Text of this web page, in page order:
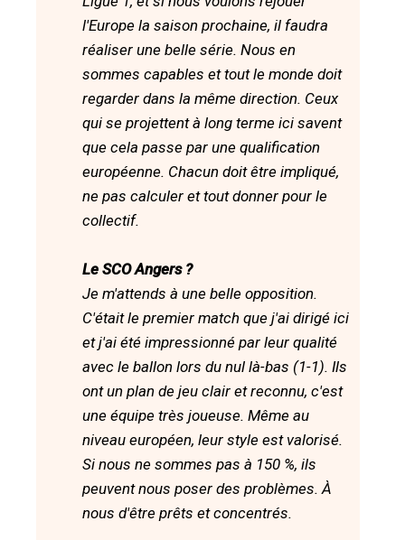
l'Europe la saison prochaine, il faudra
réaliser une belle série. Nous en
sommes capables et tout le monde doit
regarder dans la même direction. Ceux
qui se projettent à long terme ici savent
que cela passe par une qualification
européenne. Chacun doit être impliqué,
ne pas calculer et tout donner pour le
collectif.
Le SCO Angers ?
Je m'attends à une belle opposition.
C'était le premier match que j'ai dirigé ici
et j'ai été impressionné par leur qualité
avec le ballon lors du nul là-bas (1-1). Ils
ont un plan de jeu clair et reconnu, c'est
une équipe très joueuse. Même au
niveau européen, leur style est valorisé.
Si nous ne sommes pas à 150 %, ils
peuvent nous poser des problèmes. À
nous d'être prêts et concentrés.